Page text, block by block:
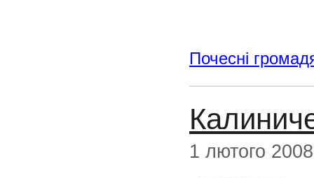
Почесні
1 лютого 2008